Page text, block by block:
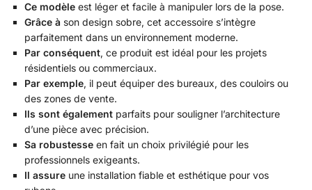
Ce modèle est léger et facile à manipuler lors de la pose.
Grâce à son design sobre, cet accessoire s’intègre
parfaitement dans un environnement moderne.
Par conséquent, ce produit est idéal pour les projets
résidentiels ou commerciaux.
Par exemple, il peut équiper des bureaux, des couloirs ou
des zones de vente.
Ils sont également parfaits pour souligner l’architecture
d’une pièce avec précision.
Sa robustesse en fait un choix privilégié pour les
professionnels exigeants.
Il assure une installation fiable et esthétique pour vos